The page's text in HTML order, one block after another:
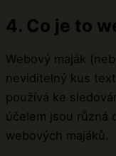
4. Co je to
Webový maják
neviditelný kus
používá ke
účelem jsou různá
webových majáků.